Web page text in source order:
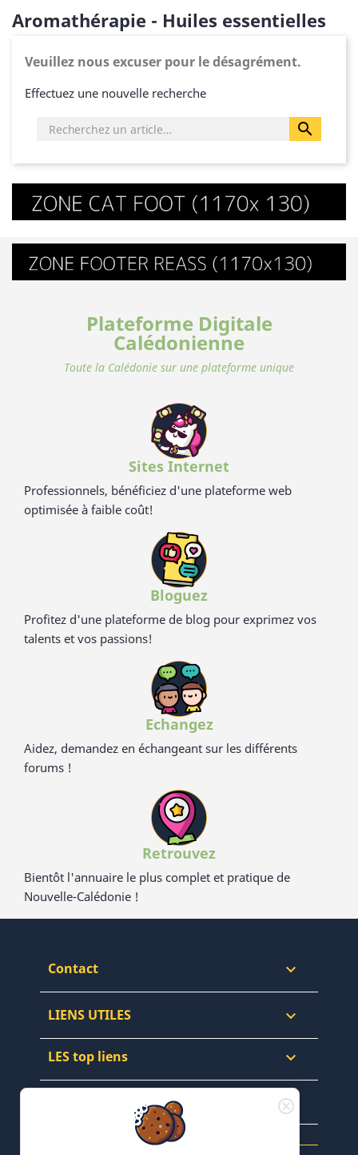
Aromathérapie - Huiles essentielles
Veuillez nous excuser pour le désagrément.
Effectuez une nouvelle recherche

Plateforme Digitale
Calédonienne
Toute la Calédonie sur une plateforme unique
Sites Internet
Professionnels, bénéficiez d'une plateforme web
optimisée à faible coût!
Bloguez
Profitez d'une plateforme de blog pour exprimez vos
talents et vos passions!
Echangez
Aidez, demandez en échangeant sur les différents
forums !
Retrouvez
Bientôt l'annuaire le plus complet et pratique de
Nouvelle-Calédonie !
Contact 
LIENS UTILES 
LES top liens 
NEWSLETTERS & WEB 